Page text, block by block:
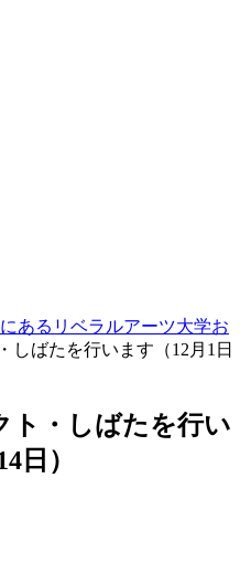
あるリベラルアーツ大学お
しばたを行います（12月1日
ト・しばたを行い
日）